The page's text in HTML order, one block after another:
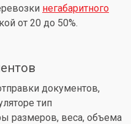
негабаритного
от 20 до 50%.
документов,
тип
размеров, веса, объема